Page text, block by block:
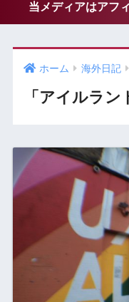
当メディアはアフ
ホーム 海外日記
「アイルラ